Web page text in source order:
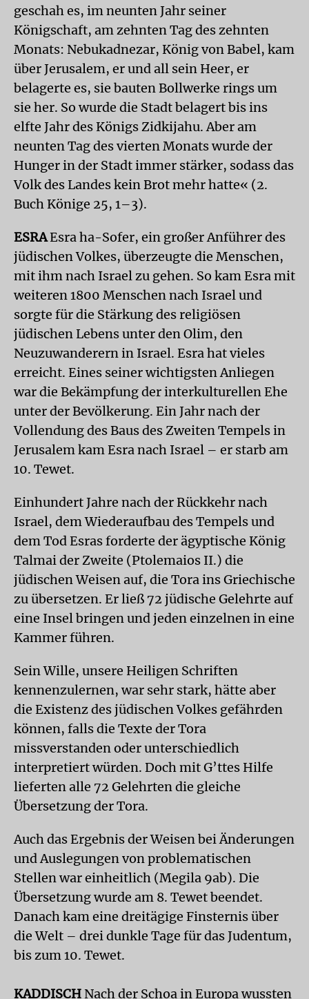
geschah es, im neunten Jahr seiner
Königschaft, am zehnten Tag des zehnten
Monats: Nebukadnezar, König von Babel, kam
über Jerusalem, er und all sein Heer, er
belagerte es, sie bauten Bollwerke rings um
sie her. So wurde die Stadt belagert bis ins
elfte Jahr des Königs Zidkijahu. Aber am
neunten Tag des vierten Monats wurde der
Hunger in der Stadt immer stärker, sodass das
Volk des Landes kein Brot mehr hatte« (2.
Buch Könige 25, 1–3).
ESRAEsra ha-Sofer, ein großer Anführer des
jüdischen Volkes, überzeugte die Menschen,
mit ihm nach Israel zu gehen. So kam Esra mit
weiteren 1800 Menschen nach Israel und
sorgte für die Stärkung des religiösen
jüdischen Lebens unter den Olim, den
Neuzuwanderern in Israel. Esra hat vieles
erreicht. Eines seiner wichtigsten Anliegen
war die Bekämpfung der interkulturellen Ehe
unter der Bevölkerung. Ein Jahr nach der
Vollendung des Baus des Zweiten Tempels in
Jerusalem kam Esra nach Israel – er starb am
10. Tewet.
Einhundert Jahre nach der Rückkehr nach
Israel, dem Wiederaufbau des Tempels und
dem Tod Esras forderte der ägyptische König
Talmai der Zweite (Ptolemaios II.) die
jüdischen Weisen auf, die Tora ins Griechische
zu übersetzen. Er ließ 72 jüdische Gelehrte auf
eine Insel bringen und jeden einzelnen in eine
Kammer führen.
Sein Wille, unsere Heiligen Schriften
kennenzulernen, war sehr stark, hätte aber
die Existenz des jüdischen Volkes gefährden
können, falls die Texte der Tora
missverstanden oder unterschiedlich
interpretiert würden. Doch mit G’ttes Hilfe
lieferten alle 72 Gelehrten die gleiche
Übersetzung der Tora.
Auch das Ergebnis der Weisen bei Änderungen
und Auslegungen von problematischen
Stellen war einheitlich (Megila 9ab). Die
Übersetzung wurde am 8. Tewet beendet.
Danach kam eine dreitägige Finsternis über
die Welt – drei dunkle Tage für das Judentum,
bis zum 10. Tewet.
KADDISCH Nach der Schoa in Europa wussten